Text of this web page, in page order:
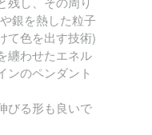
銀を熱した粒子
て色を出す技術)
纏わせたエネル
ンのペンダント
びる形も良いで